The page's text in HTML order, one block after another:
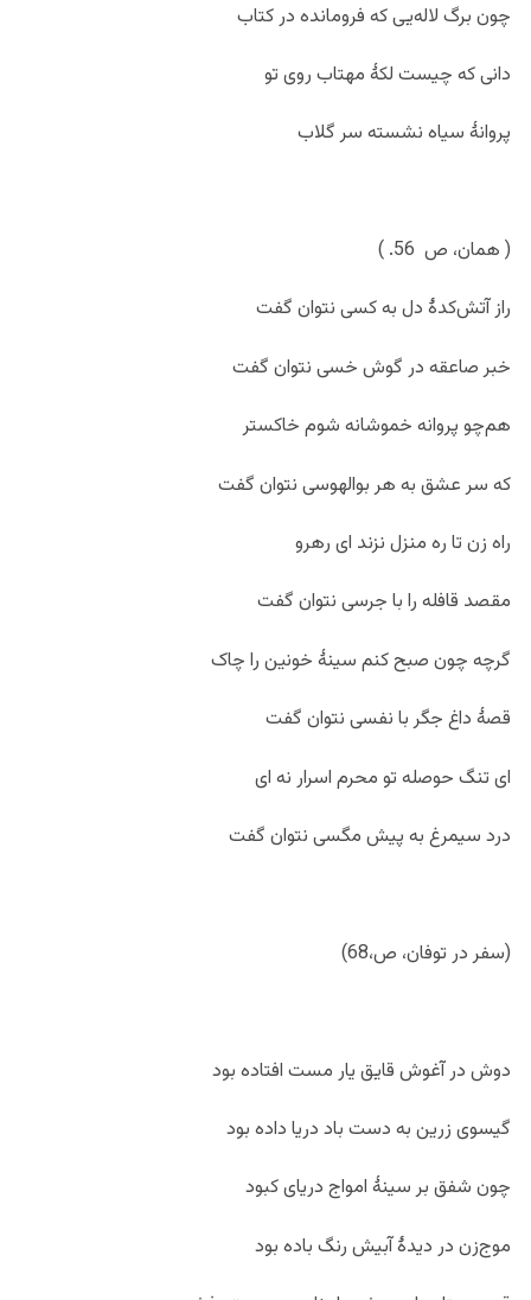
چون برگ لاله‌یی که فرومانده در کتاب
دانی که چیست لکۀ مهتاب روی تو
پروانۀ سیاه نشسته سر گلاب
( همان، ص 56. )
راز آتش‌کدۀ دل به کسی نتوان گفت
خبر صاعقه در گوش خسی نتوان گفت
هم‌چو پروانه خموشانه شوم خاکستر
که سر عشق به هر بوالهوسی نتوان گفت
راه زن تا ره منزل نزند ای رهرو
مقصد قافله را با جرسی نتوان گفت
گرچه چون صبح کنم سینۀ خونین را چاک
قصۀ داغ جگر با نفسی نتوان گفت
ای تنگ حوصله تو محرم اسرار نه ای
درد سیمرغ به پیش مگسی نتوان گفت
(سفر در توفان، ص،68)
دوش در آغوش قایق یار مست افتاده بود
گیسوی زرین به دست باد دریا داده بود
چون شفق بر سینۀ امواج دریای کبود
موج‌زن در دیدۀ آبیش رنگ باده بود